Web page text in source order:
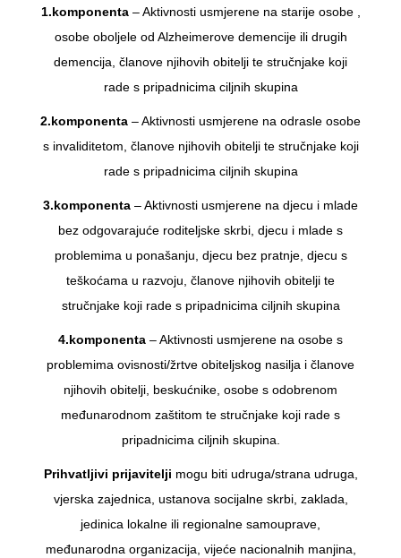
1.komponenta– Aktivnosti usmjerene na starije osobe ,
osobe oboljele od Alzheimerove demencije ili drugih
demencija, članove njihovih obitelji te stručnjake koji
rade s pripadnicima ciljnih skupina
2.komponenta – Aktivnosti usmjerene na odrasle osobe
s invaliditetom, članove njihovih obitelji te stručnjake koji
rade s pripadnicima ciljnih skupina
3.komponenta – Aktivnosti usmjerene na djecu i mlade
bez odgovarajuće roditeljske skrbi, djecu i mlade s
problemima u ponašanju, djecu bez pratnje, djecu s
teškoćama u razvoju, članove njihovih obitelji te
stručnjake koji rade s pripadnicima ciljnih skupina
4.komponenta – Aktivnosti usmjerene na osobe s
problemima ovisnosti/žrtve obiteljskog nasilja i članove
njihovih obitelji, beskućnike, osobe s odobrenom
međunarodnom zaštitom te stručnjake koji rade s
pripadnicima ciljnih skupina.
Prihvatljivi prijavitelji mogu biti udruga/strana udruga,
vjerska zajednica, ustanova socijalne skrbi, zaklada,
jedinica lokalne ili regionalne samouprave,
međunarodna organizacija, vijeće nacionalnih manjina,